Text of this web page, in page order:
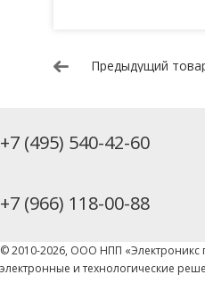
Предыдущий
+7 (495) 540-42-60
+7 (966) 118-00-88
© 2010-2026, ООО НПП «Электроникс
электронные и технологические